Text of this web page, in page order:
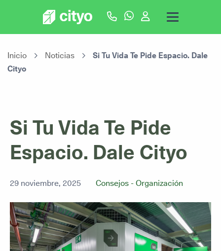
Inicio Noticias
Si Tu Vida Te Pide Espacio. Dale
Cityo
Si Tu Vida Te Pide
Espacio. Dale Cityo
29 noviembre, 2025 Consejos - Organización